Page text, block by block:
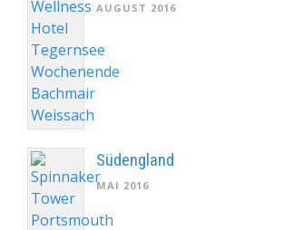
AUGUST 2016
Südengland
MAI 2016